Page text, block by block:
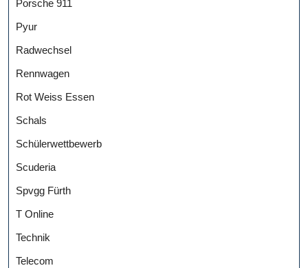
Porsche 911
Pyur
Radwechsel
Rennwagen
Rot Weiss Essen
Schals
Schülerwettbewerb
Scuderia
Spvgg Fürth
T Online
Technik
Telecom